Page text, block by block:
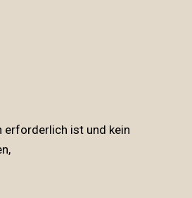
erforderlich ist und kein